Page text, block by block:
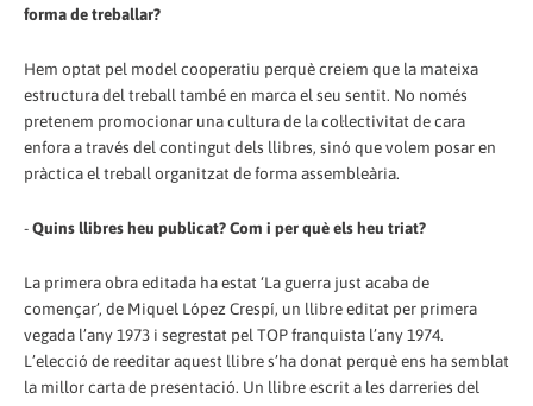
forma de treballar?
Hem optat pel model cooperatiu perquè creiem que la mateixa
estructura del treball també en marca el seu sentit. No només
pretenem promocionar una cultura de la col·lectivitat de cara
enfora a través del contingut dels llibres, sinó que volem posar en
pràctica el treball organitzat de forma assembleària.
-Quins llibres heu publicat? Com i per què els heu triat?
La primera obra editada ha estat ‘La guerra just acaba de
començar’, de Miquel López Crespí, un llibre editat per primera
vegada l’any 1973 i segrestat pel TOP franquista l’any 1974.
L’elecció de reeditar aquest llibre s’ha donat perquè ens ha semblat
la millor carta de presentació. Un llibre escrit a les darreries del